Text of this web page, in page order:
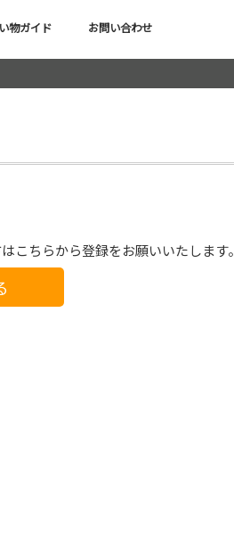
物ガイド お問い合わせ
こちらから登録をお願いいたします。